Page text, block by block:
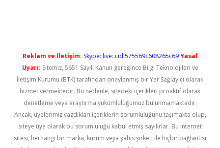
Reklam ve İletişim: Skype: live:.cid.575569c608265c69Yasal
Uyarı: Sitemiz, 5651 Sayılı Kanun gereğince Bilgi Teknolojileri ve
İletişim Kurumu (BTK) tarafından onaylanmış bir Yer Sağlayıcı olarak
hizmet vermektedir. Bu nedenle, sitedeki içerikleri proaktif olarak
denetleme veya araştırma yükümlülüğümüz bulunmamaktadır.
Ancak, üyelerimiz yazdıkları içeriklerin sorumluluğunu taşımakta olup,
siteye üye olarak bu sorumluluğu kabul etmiş sayılırlar. Bu internet
sitesi, herhangi bir marka, kurum veya şahıs şirketi ile hiçbir bağlantısı